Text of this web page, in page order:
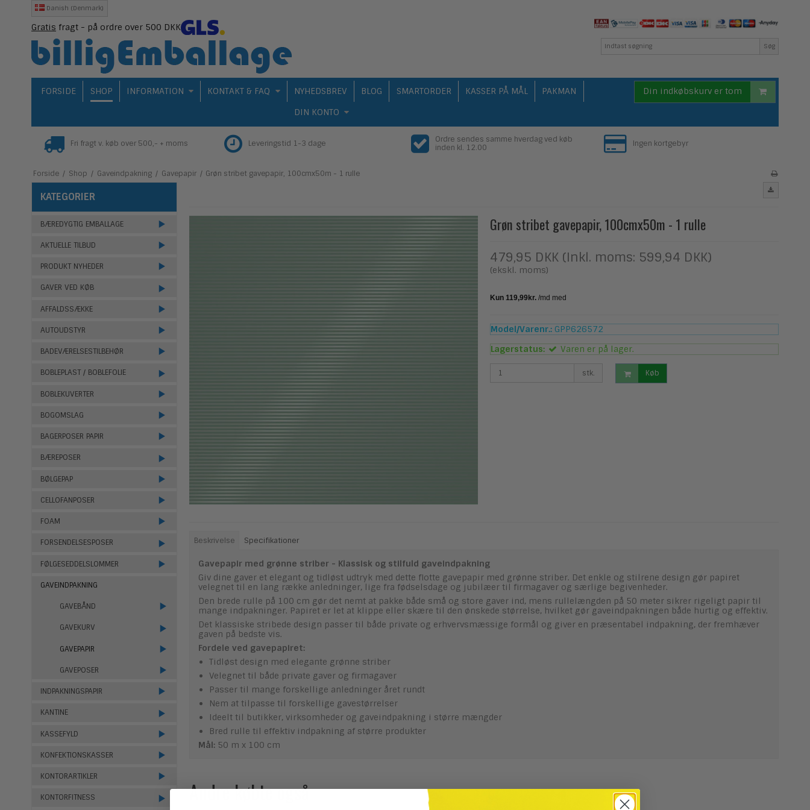
Danish (Denmark)
Gratis fragt - på ordre over 500 DKK
Søg
FORSIDE SHOP INFORMATION KONTAKT & FAQ NYHEDSBREV BLOG SMARTORDER KASSER PÅ MÅL
PAKMAN
DIN KONTO
Din indkøbskurv er tom
Fri fragt v. køb over 500,- + moms Leveringstid 1-3 dage
Ordre sendes samme hverdag ved køb
inden kl. 12.00
Ingen kortgebyr
Forside / Shop / Gaveindpakning / Gavepapir / Grøn stribet gavepapir, 100cmx50m - 1 rulle
KATEGORIER
BÆREDYGTIG EMBALLAGE
AKTUELLE TILBUD
PRODUKT NYHEDER
GAVER VED KØB
AFFALDSSÆKKE
AUTOUDSTYR
BADEVÆRELSESTILBEHØR
BOBLEPLAST / BOBLEFOLIE
BOBLEKUVERTER
BOGOMSLAG
BAGERPOSER PAPIR
BÆREPOSER
BØLGEPAP
CELLOFANPOSER
FOAM
FORSENDELSESPOSER
FØLGESEDDELSLOMMER
GAVEINDPAKNING
GAVEBÅND
GAVEKURV
GAVEPAPIR
GAVEPOSER
INDPAKNINGSPAPIR
KANTINE
KASSEFYLD
KONFEKTIONSKASSER
KONTORARTIKLER
KONTORFITNESS
Grøn stribet gavepapir, 100cmx50m - 1 rulle
479,95 DKK (Inkl. moms: 599,94 DKK)
(ekskl. moms)
Model/Varenr.: GPP626572
Lagerstatus:
Varen er på lager.
stk. Køb
Beskrivelse Specifikationer
Gavepapir med grønne striber - Klassisk og stilfuld gaveindpakning
Giv dine gaver et elegant og tidløst udtryk med dette flotte gavepapir med grønne striber. Det enkle og stilrene design gør papiret
velegnet til en lang række anledninger, lige fra fødselsdage og jubilæer til firmagaver og særlige begivenheder.
Den brede rulle på 100 cm gør det nemt at pakke både små og store gaver ind, mens rullelængden på 50 meter sikrer rigeligt papir til
mange indpakninger. Papiret er let at klippe eller skære til den ønskede størrelse, hvilket gør gaveindpakningen både hurtig og effektiv.
Det klassiske stribede design passer til både private og erhvervsmæssige formål og giver en præsentabel indpakning, der fremhæver
gaven på bedste vis.
Fordele ved gavepapiret:
Tidløst design med elegante grønne striber
Velegnet til både private gaver og firmagaver
Passer til mange forskellige anledninger året rundt
Nem at tilpasse til forskellige gavestørrelser
Ideelt til butikker, virksomheder og gaveindpakning i større mængder
Bred rulle til effektiv indpakning af større produkter
Mål: 50 m x 100 cm
Andre købte også